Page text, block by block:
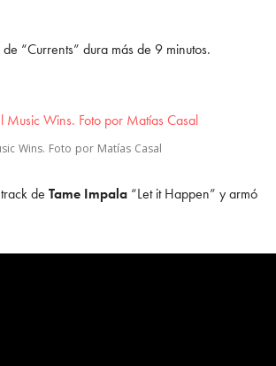
“Currents” dura más de 9 minutos.
Wins. Foto por Matías Casal
de Tame Impala “Let it Happen” y armó